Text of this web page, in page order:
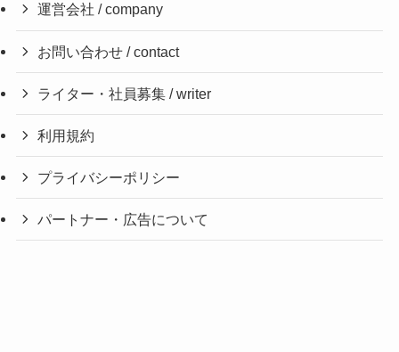
運営会社 / company
お問い合わせ / contact
ライター・社員募集 / writer
利用規約
プライバシーポリシー
パートナー・広告について